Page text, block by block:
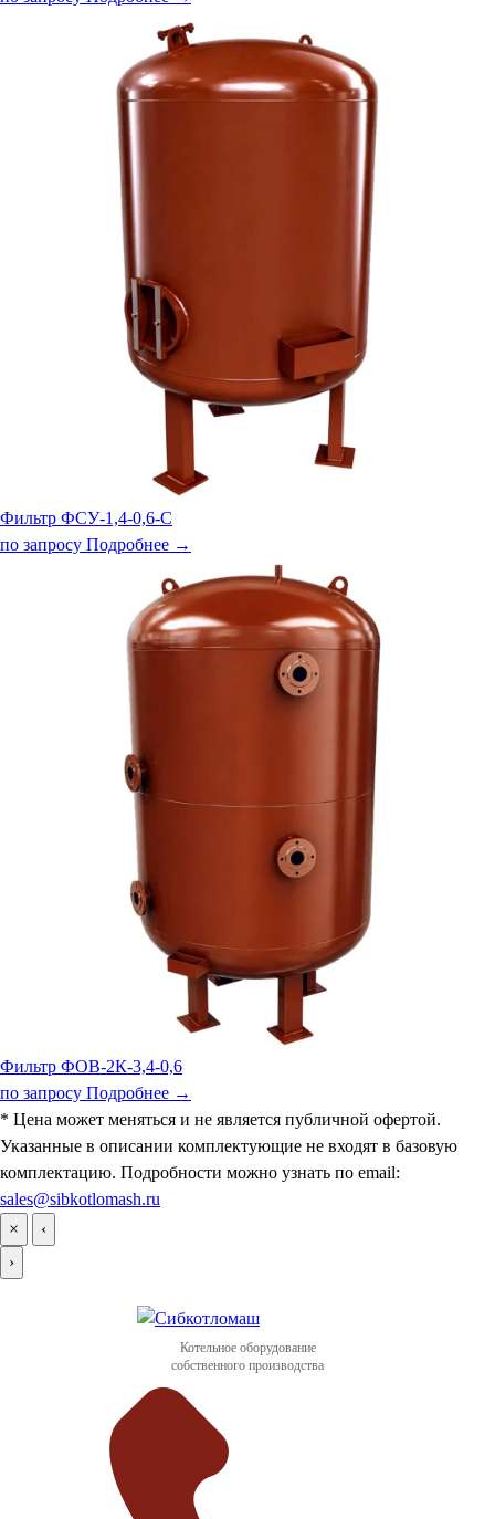
Фильтр ФСУ-1,4-0,6-С
по запросу Подробнее →
Фильтр ФОВ-2К-3,4-0,6
по запросу Подробнее →
* Цена может меняться и не является публичной офертой.
Указанные в описании комплектующие не входят в базовую
комплектацию. Подробности можно узнать по email:
sales@sibkotlomash.ru
×
‹
›
Котельное оборудование
собственного производства